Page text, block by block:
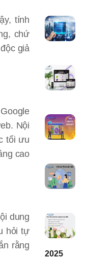
tính
chứ
giả
Nội
tối ưu
cao
dung
hỏi tự
rằng
2025